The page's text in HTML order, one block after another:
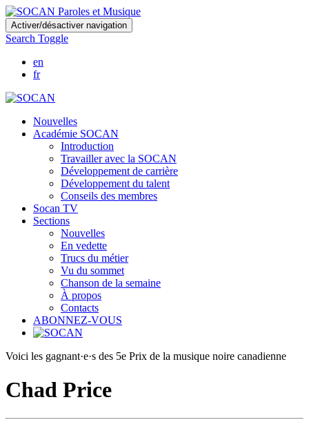
Skip
to
main
content
Activer/désactiver navigation
Search Toggle
en
fr
Nouvelles
Académie SOCAN
Introduction
Travailler avec la SOCAN
Développement de carrière
Développement du talent
Conseils des membres
Socan TV
Sections
Nouvelles
En vedette
Trucs du métier
Vu du sommet
Chanson de la semaine
À propos
Contacts
ABONNEZ-VOUS
Voici les gagnant·e·s des 5e Prix de la musique noire canadienne
Chad Price